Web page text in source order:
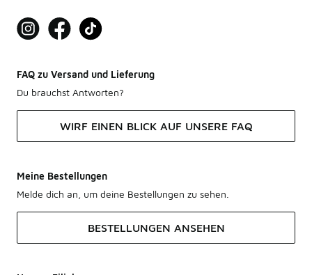
FAQ zu Versand und Lieferung
Du brauchst Antworten?
WIRF EINEN BLICK AUF UNSERE FAQ
Meine Bestellungen
Melde dich an, um deine Bestellungen zu sehen.
BESTELLUNGEN ANSEHEN